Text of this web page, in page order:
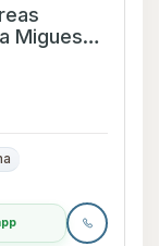
Migues